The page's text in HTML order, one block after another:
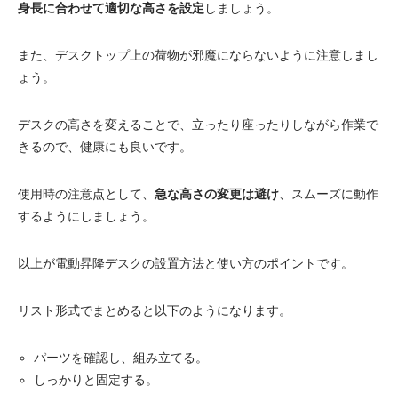
身長に合わせて適切な高さを設定 しましょう。
また、デスクトップ上の荷物が邪魔にならないように注意しまし
ょう。
デスクの高さを変えることで、立ったり座ったりしながら作業で
きるので、健康にも良いです。
使用時の注意点として、 急な高さの変更は避け 、スムーズに動作
するようにしましょう。
以上が電動昇降デスクの設置方法と使い方のポイントです。
リスト形式でまとめると以下のようになります。
パーツを確認し、組み立てる。
しっかりと固定する。